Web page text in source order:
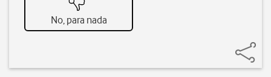
No, para nada